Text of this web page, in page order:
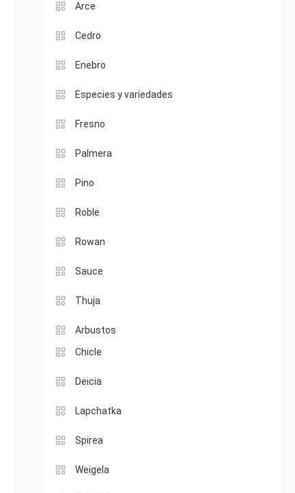
Arce
Cedro
Enebro
Especies y variedades
Fresno
Palmera
Pino
Roble
Rowan
Sauce
Thuja
Arbustos
Chicle
Deicia
Lapchatka
Spirea
Weigela